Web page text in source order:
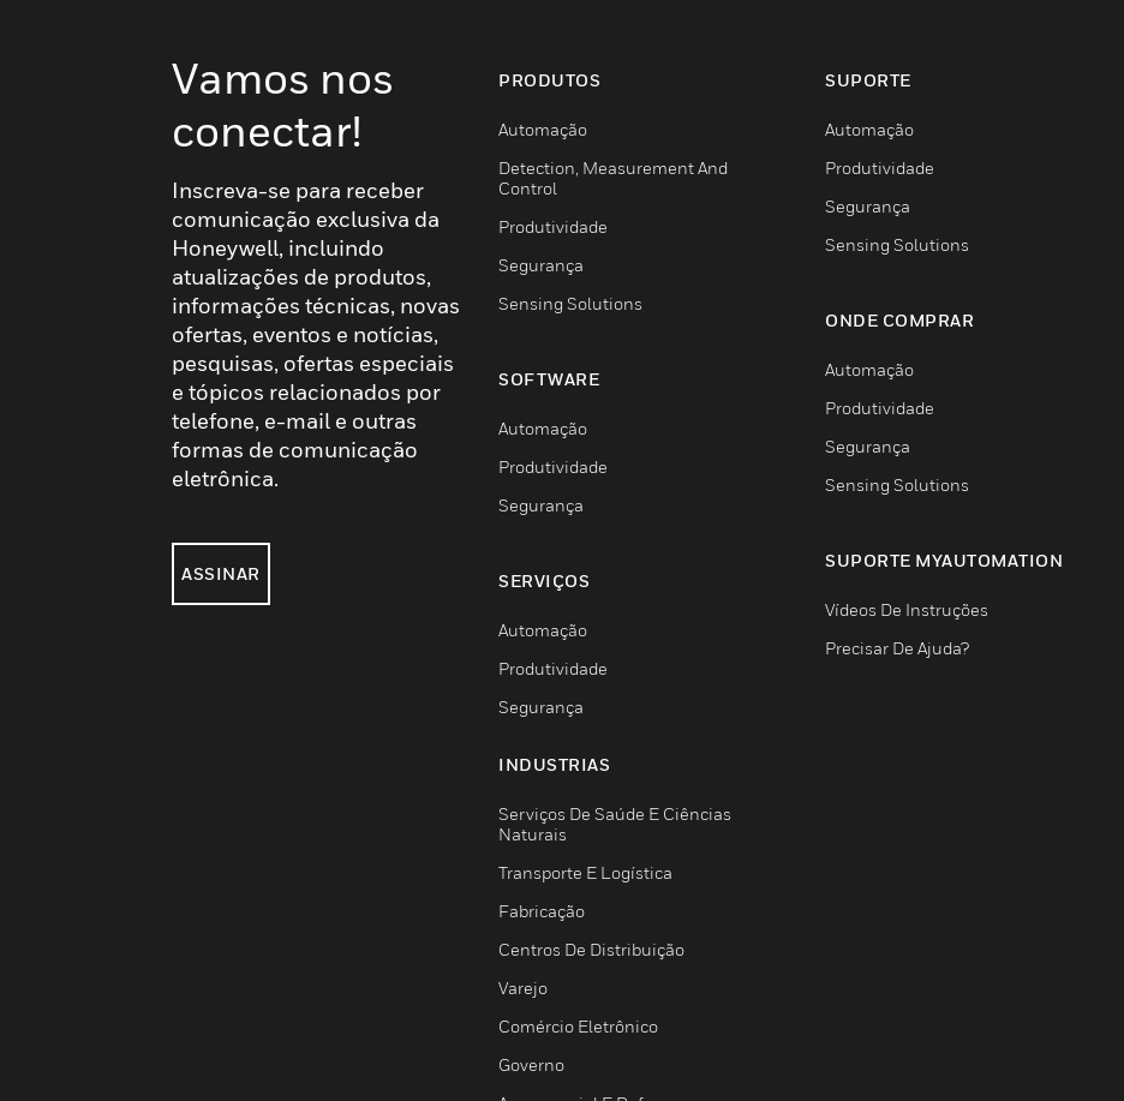
Vamos nos
conectar!
Inscreva-se para receber
comunicação exclusiva da
Honeywell, incluindo
atualizações de produtos,
informações técnicas, novas
ofertas, eventos e notícias,
pesquisas, ofertas especiais
e tópicos relacionados por
telefone, e-mail e outras
formas de comunicação
eletrônica.
ASSINAR
PRODUTOS
Automação
Detection, Measurement And
Control
Produtividade
Segurança
Sensing Solutions
SOFTWARE
Automação
Produtividade
Segurança
SERVIÇOS
Automação
Produtividade
Segurança
INDUSTRIAS
Serviços De Saúde E Ciências
Naturais
Transporte E Logística
Fabricação
Centros De Distribuição
Varejo
Comércio Eletrônico
Governo
SUPORTE
Automação
Produtividade
Segurança
Sensing Solutions
ONDE COMPRAR
Automação
Produtividade
Segurança
Sensing Solutions
SUPORTE MYAUTOMATION
Vídeos De Instruções
Precisar De Ajuda?